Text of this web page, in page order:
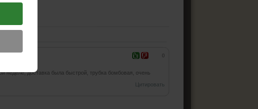
неделе, доставка была быстрой, трубка бомбовая, очень
Цитировать